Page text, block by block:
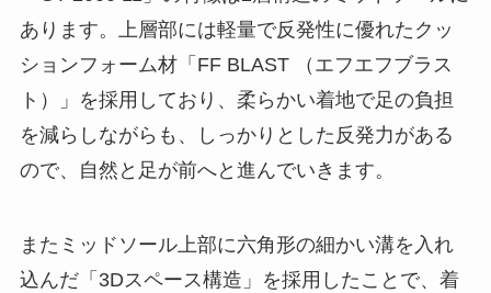
あります。上層部には軽量で反発性に優れたクッ
ションフォーム材「FF BLAST （エフエフブラス
ト）」を採用しており、柔らかい着地で足の負担
を減らしながらも、しっかりとした反発力がある
ので、自然と足が前へと進んでいきます。
またミッドソール上部に六角形の細かい溝を入れ
込んだ「3Dスペース構造」を採用したことで、着